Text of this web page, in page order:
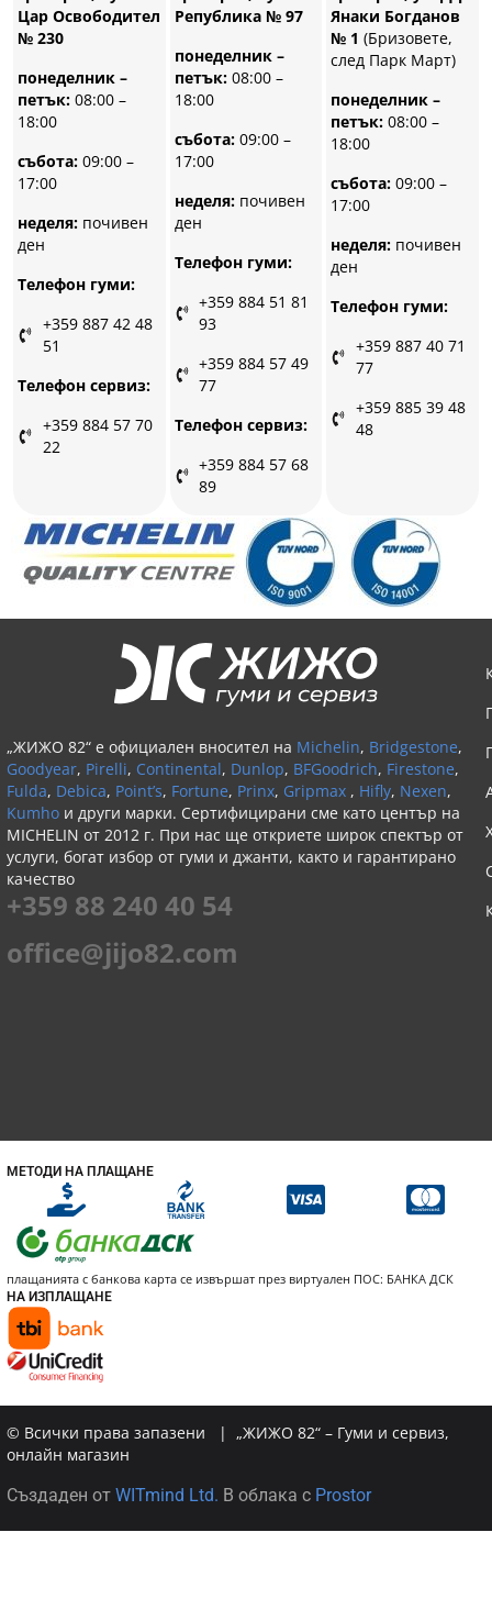
Цар Освободител
№ 230
понеделник –
петък: 08:00 –
18:00
събота: 09:00 –
17:00
неделя: почивен
ден
Телефон гуми:
+359 887 42 48
51
Телефон сервиз:
+359 884 57 70
22
Република № 97
понеделник –
петък:08:00 –
18:00
събота:09:00 –
17:00
неделя:почивен
ден
Телефон гуми:
+359 884 51 81
93
+359 884 57 49
77
Телефон сервиз:
+359 884 57 68
89
Янаки Богданов
№ 1 (Бризовете,
след Парк Март)
понеделник –
петък: 08:00 –
18:00
събота: 09:00 –
17:00
неделя: почивен
ден
Телефон гуми:
+359 887 40 71
77
+359 885 39 48
48
„ЖИЖО 82“ е официален вносител на Michelin, Bridgestone,
Goodyear, Pirelli, Continental, Dunlop, BFGoodrich, Firestone,
Fulda, Debica, Point’s, Fortune, Prinx, Gripmax , Hifly, Nexen,
Kumho и други марки. Сертифицирани сме като център на
MICHELIN от 2012 г. При нас ще откриете широк спектър от
услуги, богат избор от гуми и джанти, както и гарантирано
качество
+359 88 240 40 54
office@jijo82.com
МЕТОДИ НА ПЛАЩАНЕ
плащанията с банкова карта се извършат през виртуален ПОС: БАНКА ДСК
НА ИЗПЛАЩАНЕ
© Всички права запазени | „ЖИЖО 82“ – Гуми и сервиз,
онлайн магазин
Създаден от WITmind Ltd. В облака с Prostor